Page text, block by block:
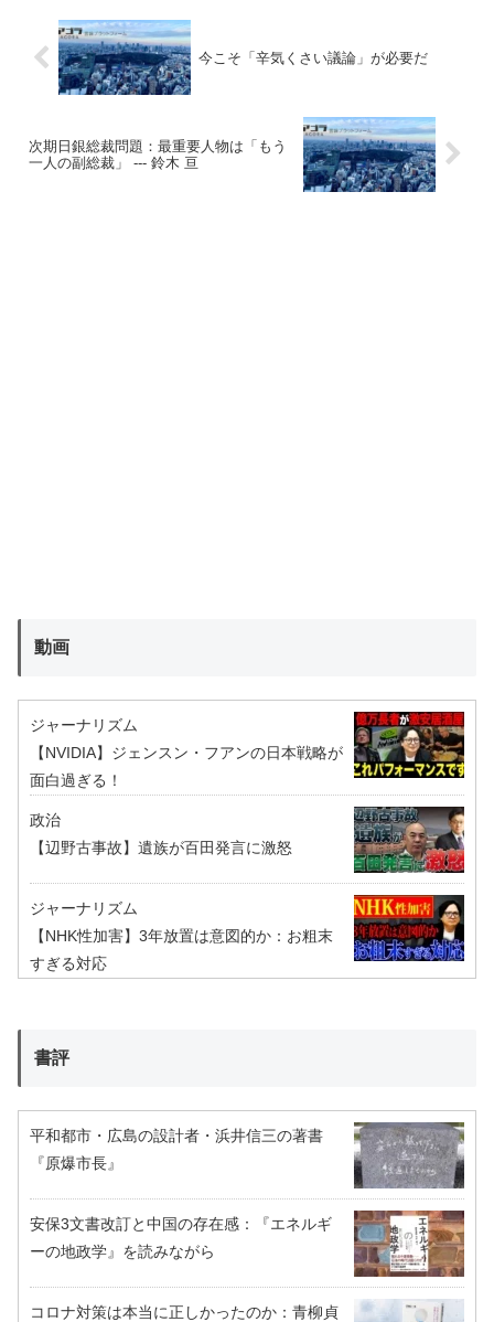
今こそ「辛気くさい議論」が必要だ
次期日銀総裁問題：最重要人物は「もう
一人の副総裁」 --- 鈴木 亘
動画
ジャーナリズム
【NVIDIA】ジェンスン・フアンの日本戦略が
面白過ぎる！
政治
【辺野古事故】遺族が百田発言に激怒
ジャーナリズム
【NHK性加害】3年放置は意図的か：お粗末
すぎる対応
書評
平和都市・広島の設計者・浜井信三の著書
『原爆市長』
安保3文書改訂と中国の存在感：『エネルギ
ーの地政学』を読みながら
コロナ対策は本当に正しかったのか：青柳貞